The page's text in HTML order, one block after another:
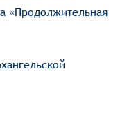
«Продолжительная